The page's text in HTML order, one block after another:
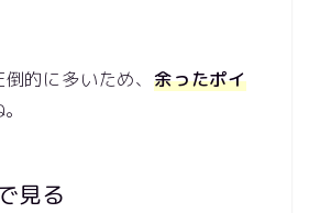
的に多いため、 余ったポイ
見る